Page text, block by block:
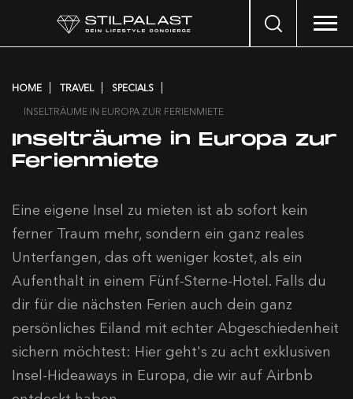
Search
HOME TRAVEL
SPECIALS
INSELTRÄUME IN EUROPA ZUR FERIENMIETE
Inselträume in Europa zur
Ferienmiete
Eine eigene Insel zu mieten ist ab sofort kein
ferner Traum mehr, sondern ein ganz reales
Unterfangen, das oft weniger kostet, als ein
Aufenthalt in einem Fünf-Sterne-Hotel. Falls du
dir für die nächsten Ferien auch dein ganz
persönliches Eiland mit echter Abgeschiedenheit
sichern möchtest: Hier geht's zu acht exklusiven
Insel-Hideaways in Europa, die wir auf Airbnb